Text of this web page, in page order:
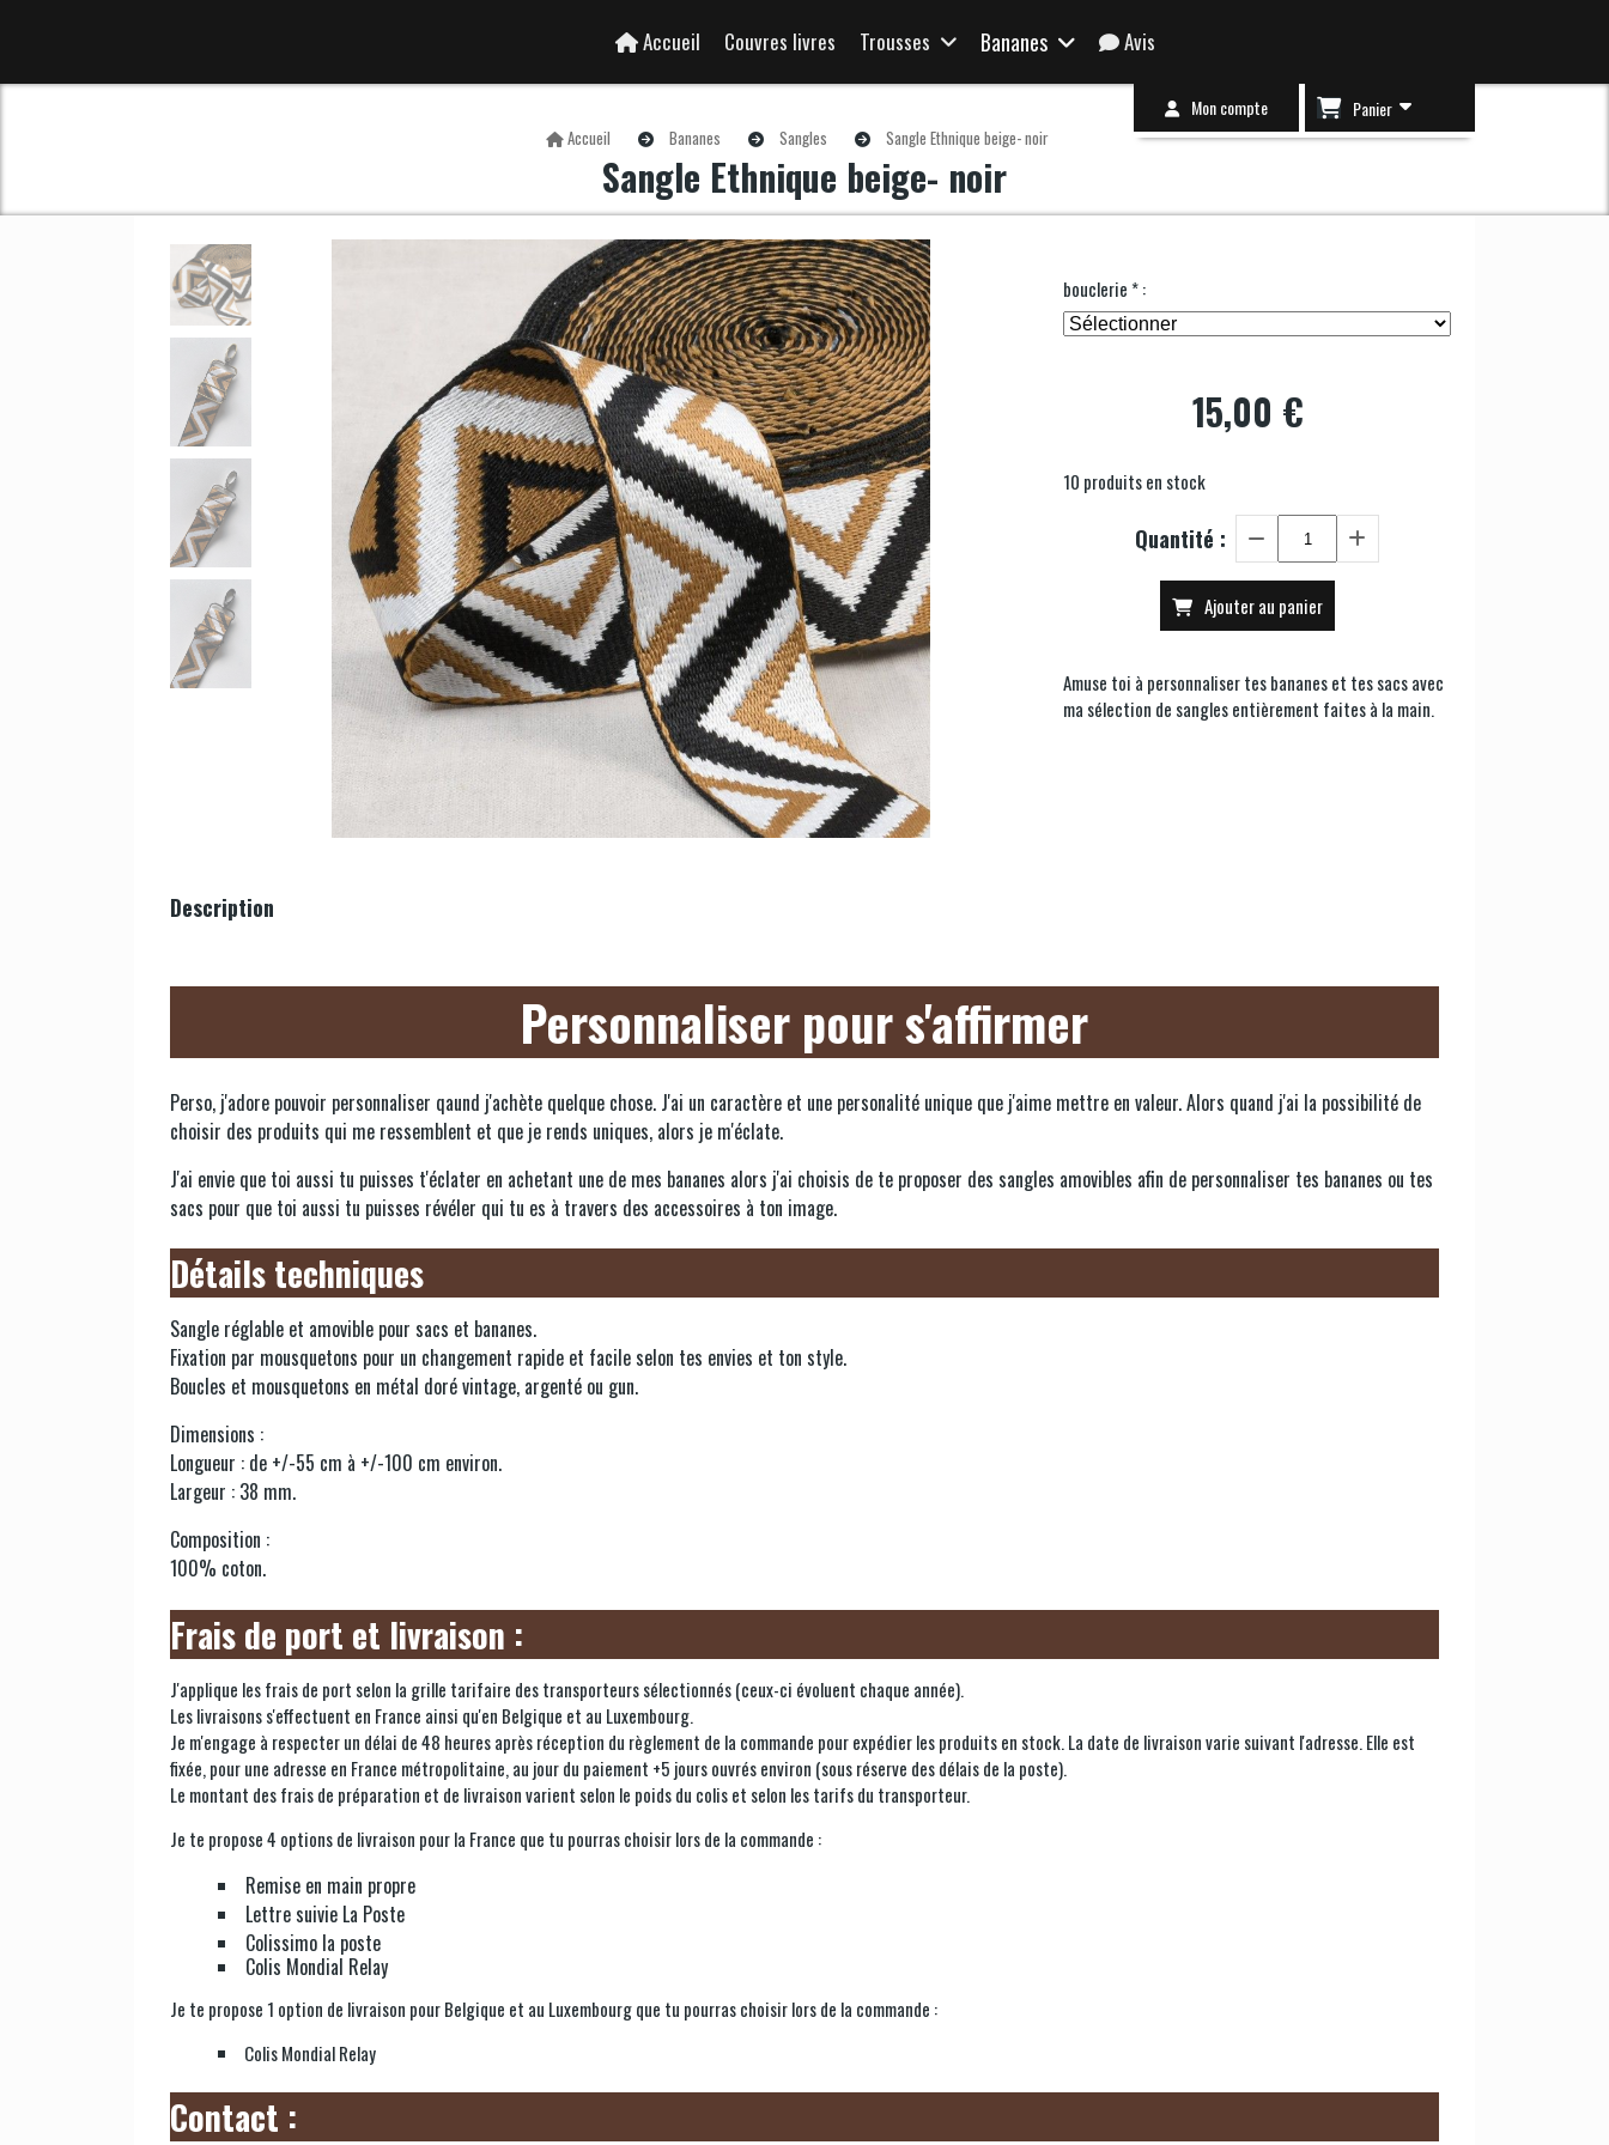
Mon compte Panier
Accueil Couvres livres Trousses Bananes Avis
Accueil Bananes Sangles Sangle Ethnique beige- noir
Sangle Ethnique beige- noir
bouclerie *:
15,00 €
10 produits en stock
Quantité :
Ajouter au panier
Amuse toi à personnaliser tes bananes et tes sacs avec
ma sélection de sangles entièrement faites à la main.
Description
Personnaliser pour s'affirmer
Perso, j'adore pouvoir personnaliser qaund j'achète quelque chose. J'ai un caractère et une personalité unique que j'aime mettre en valeur. Alors quand j'ai la possibilité de
choisir des produits qui me ressemblent et que je rends uniques, alors je m'éclate.
J'ai envie que toi aussi tu puisses t'éclater en achetant une de mes bananes alors j'ai choisis de te proposer des sangles amovibles afin de personnaliser tes bananes ou tes
sacs pour que toi aussi tu puisses révéler qui tu es à travers des accessoires à ton image.
Détails techniques
Sangle réglable et amovible pour sacs et bananes.
Fixation par mousquetons pour un changement rapide et facile selon tes envies et ton style.
Boucles et mousquetons en métal doré vintage, argenté ou gun.
Dimensions :
Longueur : de +/-55 cm à +/-100 cm environ.
Largeur : 38 mm.
Composition :
100% coton.
Frais de port et livraison :
J'applique les frais de port selon la grille tarifaire des transporteurs sélectionnés (ceux-ci évoluent chaque année).
Les livraisons s'effectuent en France ainsi qu'en Belgique et au Luxembourg.
Je m'engage à respecter un délai de 48 heures après réception du règlement de la commande pour expédier les produits en stock. La date de livraison varie suivant l'adresse. Elle est
fixée, pour une adresse en France métropolitaine, au jour du paiement +5 jours ouvrés environ (sous réserve des délais de la poste).
Le montant des frais de préparation et de livraison varient selon le poids du colis et selon les tarifs du transporteur.
Je te propose 4 options de livraison pour la France que tu pourras choisir lors de la commande :
Remise en main propre
Lettre suivie La Poste
Colissimo la poste
Colis Mondial Relay
Je te propose 1 option de livraison pour Belgique et au Luxembourg que tu pourras choisir lors de la commande :
Colis Mondial Relay
Contact :